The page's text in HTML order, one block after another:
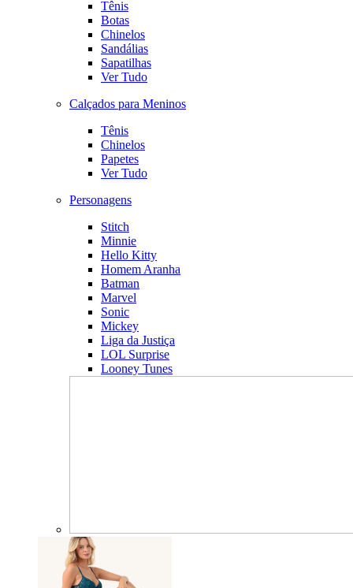
Tênis
Botas
Chinelos
Sandálias
Sapatilhas
Ver Tudo
Calçados para Meninos
Tênis
Chinelos
Papetes
Ver Tudo
Personagens
Stitch
Minnie
Hello Kitty
Homem Aranha
Batman
Marvel
Sonic
Mickey
Liga da Justiça
LOL Surprise
Looney Tunes